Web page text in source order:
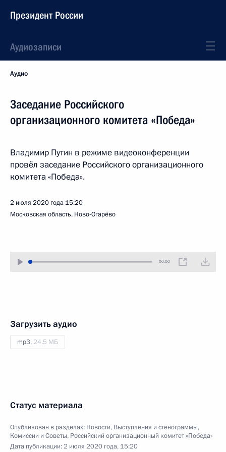
Президент России
Аудиозаписи
Аудио
Заседание Российского
организационного комитета «Победа»
Владимир Путин в режиме видеоконференции
провёл заседание Российского организационного
комитета «Победа».
2 июля 2020 года 15:20
Московская область, Ново-Огарёво
00:00
Загрузить аудио
mp3, 24.5 МБ
Статус материала
Опубликован в разделах: Новости, Выступления и стенограммы,
Комиссии и Советы, Российский организационный комитет «Победа»
Дата публикации:2 июля 2020 года, 15:20